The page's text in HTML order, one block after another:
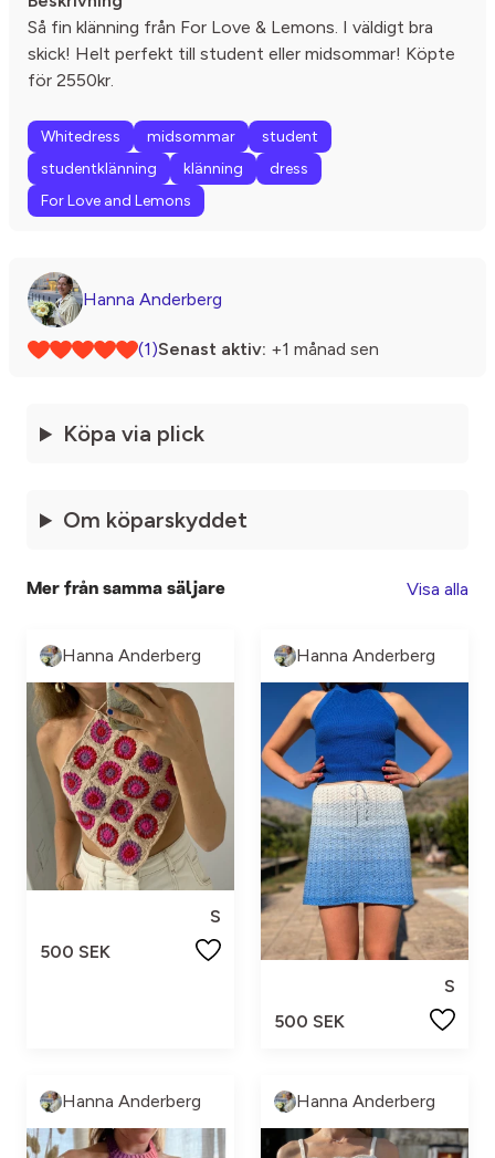
Så fin klänning från For Love & Lemons. I väldigt bra
skick! Helt perfekt till student eller midsommar! Köpte
för 2550kr.
Whitedress midsommar
student
studentklänning
klänning
dress
For Love and Lemons
Hanna Anderberg
(1)Senast aktiv: +1 månad sen
Köpa via plick
Om köparskyddet
Mer från samma säljare Visa alla
Hanna Anderberg
S
500 SEK
Hanna Anderberg
S
500 SEK
Hanna Anderberg Hanna Anderberg